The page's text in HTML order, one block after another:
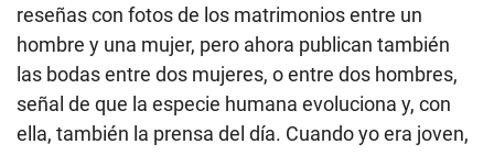
reseñas con fotos de los matrimonios entre un
hombre y una mujer, pero ahora publican también
las bodas entre dos mujeres, o entre dos hombres,
señal de que la especie humana evoluciona y, con
ella, también la prensa del día. Cuando yo era joven,